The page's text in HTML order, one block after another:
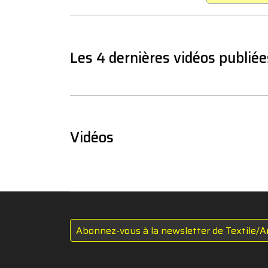
Les 4 dernières vidéos
Vidéos
Abonnez-vous à la newsletter de Textile/